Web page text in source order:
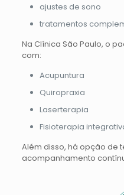
ajustes de sono
tratamentos
Na Clínica São Paulo, o
com:
Acupuntura
Quiropraxia
Laserterapia
Fisioterapia
Além disso, há opção de
acompanhamento